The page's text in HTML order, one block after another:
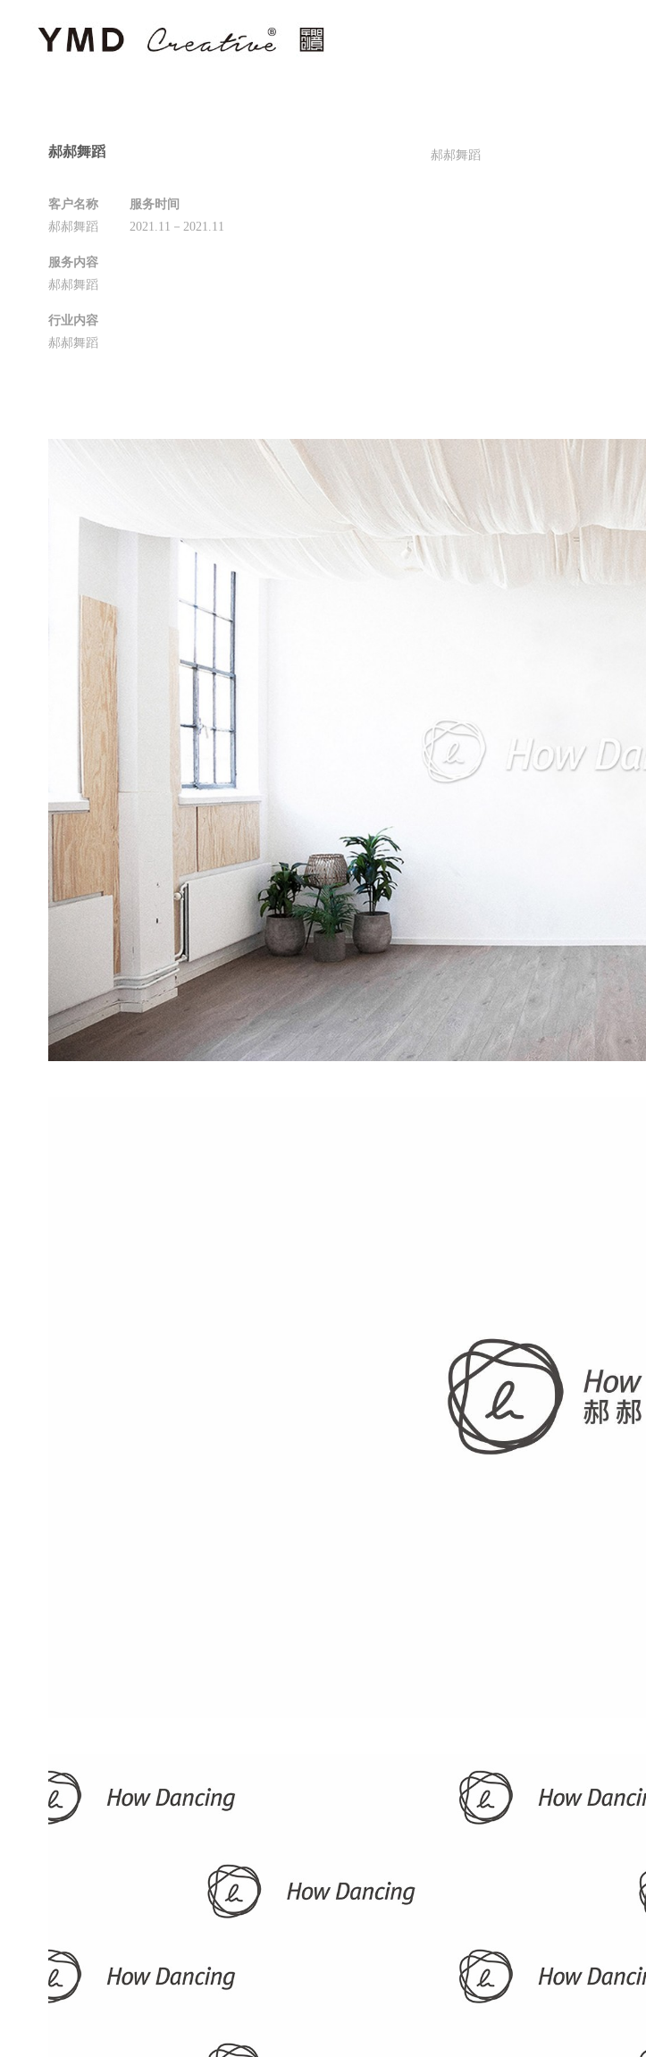
郝郝舞蹈
客户名称
郝郝舞蹈
服务时间
2021.11－2021.11
服务内容
郝郝舞蹈
行业内容
郝郝舞蹈
郝郝舞蹈